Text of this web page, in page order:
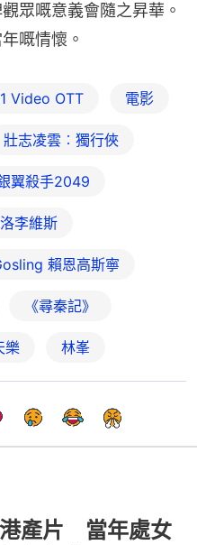
眾嘅意義會隨之昇華。
嘅情懷。
‌Video‌ ‌OTT 電影
壯志凌雲︰獨行俠
翼殺手2049
李維斯
賴恩高斯寧
《尋秦記》
樂 林峯
產片 當年處女